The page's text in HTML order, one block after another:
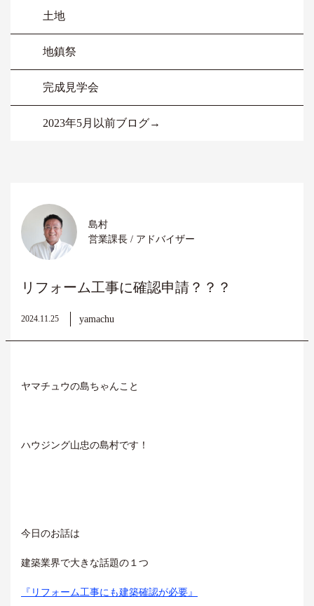
島村
営業課長 / アドバイザー
リフォーム工事に確認申請？？？
2024.11.25 yamachu
ヤマチュウの島ちゃんこと
ハウジング山忠の島村です！
今日のお話は
建築業界で大きな話題の１つ
『リフォーム工事にも建築確認が必要』
土地
地鎮祭
完成見学会
2023年5月以前ブログ→